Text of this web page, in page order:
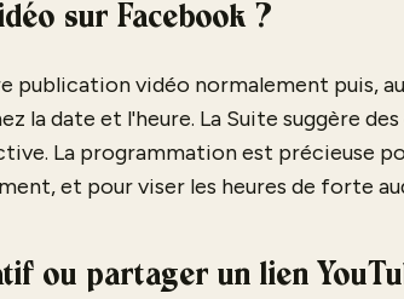
sur Facebook ?
publication vidéo normalement puis,
la date et l'heure. La Suite suggère des
La programmation est précieuse
et pour viser les heures de forte
ou partager un lien